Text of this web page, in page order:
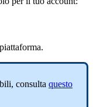
piattaforma.
, consulta questo